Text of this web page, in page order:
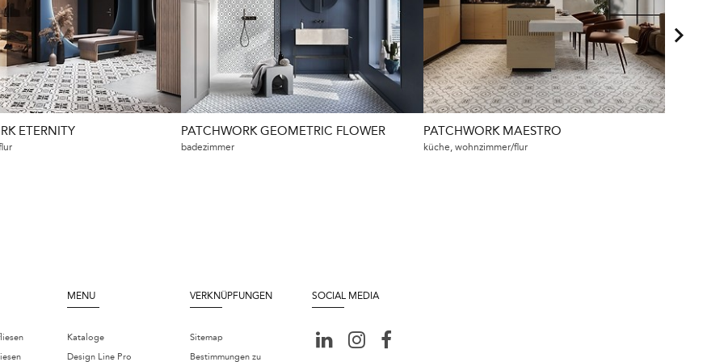
ETERNITY PATCHWORK GEOMETRIC FLOWER
badezimmer
PATCHWORK MAESTRO
küche, wohnzimmer/flur
MENU
Kataloge
Design Line Pro
VERKNÜPFUNGEN
Sitemap
Bestimmungen zu
SOCIAL MEDIA